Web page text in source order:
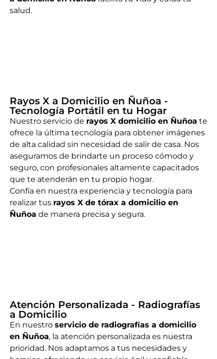
salud.
Rayos X a Domicilio en Ñuñoa -
Tecnología Portátil en tu Hogar
Nuestro servicio de rayos X domicilio en Ñuñoa te
ofrece la última tecnología para obtener imágenes
de alta calidad sin necesidad de salir de casa. Nos
aseguramos de brindarte un proceso cómodo y
seguro, con profesionales altamente capacitados
que te atenderán en tu propio hogar.
Confía en nuestra experiencia y tecnología para
realizar tus rayos X de tórax a domicilio en
Ñuñoa de manera precisa y segura.
Atención Personalizada - Radiografías
a Domicilio
En nuestro servicio de radiografías a domicilio
en Ñuñoa, la atención personalizada es nuestra
prioridad. Nos adaptamos a tus necesidades y